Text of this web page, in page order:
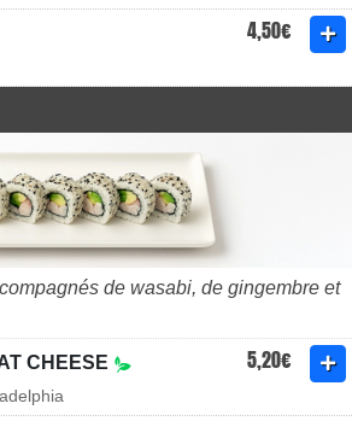
4,50€
de wasabi, de gingembre et
CHEESE 5,20€